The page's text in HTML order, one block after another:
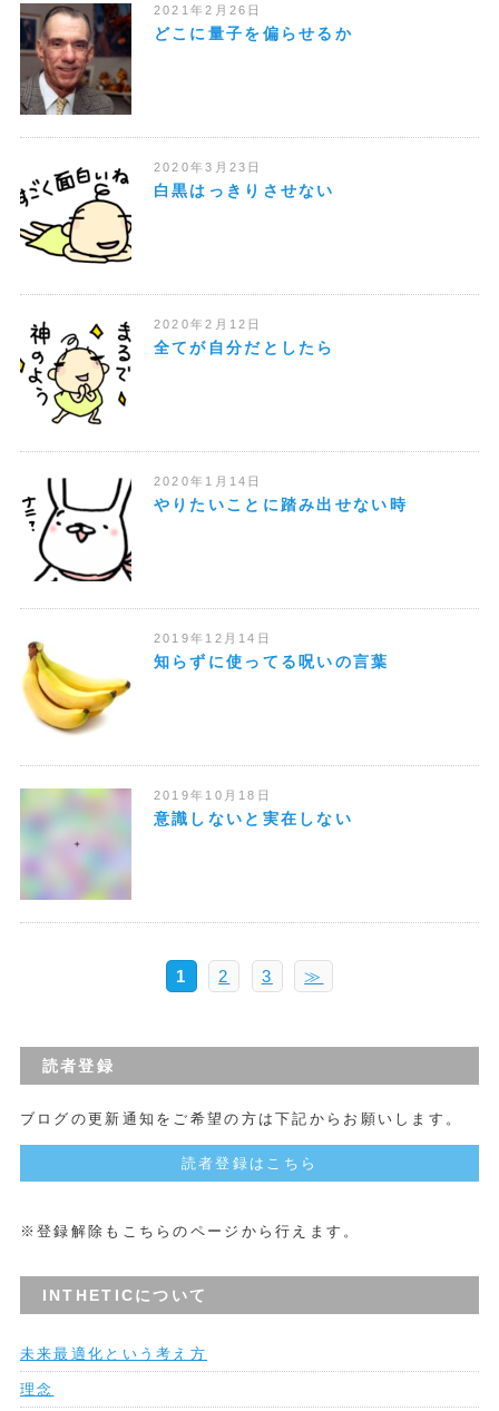
2021年2月26日
どこに量子を偏らせるか
2020年3月23日
白黒はっきりさせない
2020年2月12日
全てが自分だとしたら
2020年1月14日
やりたいことに踏み出せない時
2019年12月14日
知らずに使ってる呪いの言葉
2019年10月18日
意識しないと実在しない
1 2 3 ≫
読者登録
ブログの更新通知をご希望の方は下記からお願いします。
読者登録はこちら
※登録解除もこちらのページから行えます。
INTHETICについて
未来最適化という考え方
理念